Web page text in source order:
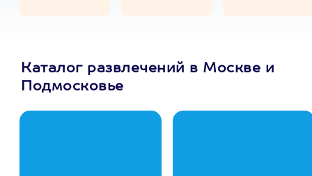
Каталог развлечений в Москве и
Подмосковье